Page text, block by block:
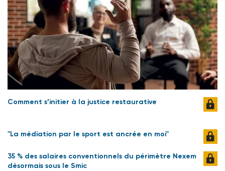
Comment s’initier à la justice restaurative
"La médiation par le sport est ancrée en moi"
35 % des salaires conventionnels du périmètre Nexem
désormais sous le Smic